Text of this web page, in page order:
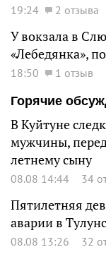
19:24 2 отзыва
У вокзала в
«Лебедянка»,
18:50
1 отзыв
Горячие
В Куйтуне
мужчины,
летнему сыну
08.08 14:44 34
Пятилетняя
аварии в
08.08 13:26 32